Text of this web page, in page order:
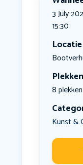
3 July
15:30
Locatie
Plekken
8
Kunst &